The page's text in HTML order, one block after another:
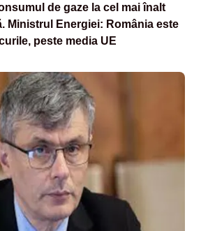
de gaze la cel mai înalt
Ministrul Energiei: România este
peste media UE